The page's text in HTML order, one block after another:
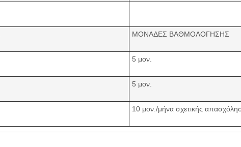
ΜΟΝΑΔΕΣ ΒΑΘΜΟΛΟΓΗΣΗΣ
5 μον.
5 μον.
10 μον./μήνα σχετικής